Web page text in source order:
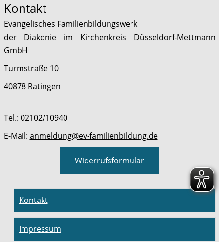
Kontakt
Evangelisches Familienbildungswerk
der Diakonie im Kirchenkreis Düsseldorf-Mettmann
GmbH
Turmstraße 10
40878 Ratingen
Tel.: 02102/10940
E-Mail: anmeldung@ev-familienbildung.de
Widerrufsformular
Kontakt
Impressum